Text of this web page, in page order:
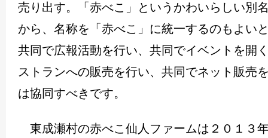
売り出す。「赤べこ」というかわいらしい別
から、名称を「赤べこ」に統一するのもよい
共同で広報活動を行い、共同でイベントを開
ストランへの販売を行い、共同でネット販売
は協同すべきです。
東成瀬村の赤べこ仙人ファームは２０１３